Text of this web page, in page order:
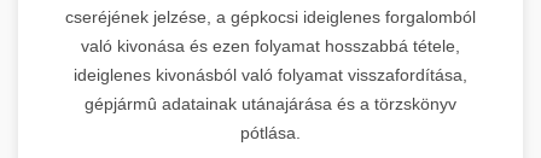
cseréjének jelzése, a gépkocsi ideiglenes forgalomból
való kivonása és ezen folyamat hosszabbá tétele,
ideiglenes kivonásból való folyamat visszafordítása,
gépjármû adatainak utánajárása és a törzskönyv
pótlása.